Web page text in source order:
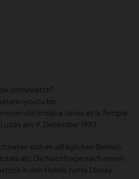
watch?
von Indiana Jones et le Temple
am 9. Dezember 1993
sich im alltäglichen Betrieb
ab: Die Nachfrage nach einem
in den Hotels hatte Disney